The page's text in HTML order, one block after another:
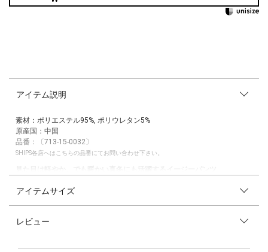
アイテム説明
素材：ポリエステル95%, ポリウレタン5%
原産国：中国
品番：〔713-15-0032〕
SHIPS各店へはこちらの品番にてお問い合わせ下さい。
【素材特性】
裏地は、起毛フリースですので温かみがあります。
アイテムサイズ
レビュー